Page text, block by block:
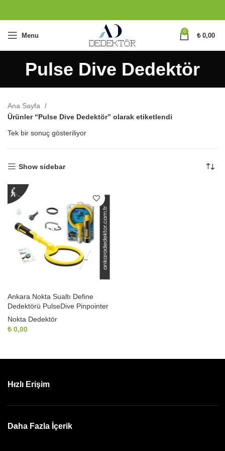
Menu
0
₺0,00
Pulse Dive Dedektör
Ana Sayfa
Ürünler “Pulse Dive Dedektör” olarak etiketlendi
Tek bir sonuç gösteriliyor
Show sidebar
Ankara Nokta Sualtı Define
Dedektörü PulseDive Pinpointer
Nokta Dedektör
₺ 0,00
Hızlı Erişim
Daha Fazla İçerik